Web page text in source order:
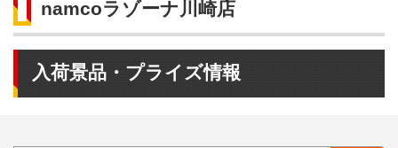
namcoラゾーナ川崎店
入荷景品・プライズ情報